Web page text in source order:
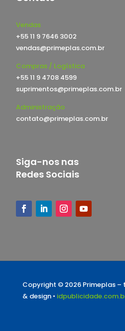
Vendas
+55 11 9 7646 3002
vendas@primeplas.com.br
Compras / Logística
+55 11 9 4708 4599
suprimentos@primeplas.com.br
Administração
contato@primeplas.com.br
Siga-nos nas
Redes Sociais
Copyright © 2026 Primeplas –
& design •